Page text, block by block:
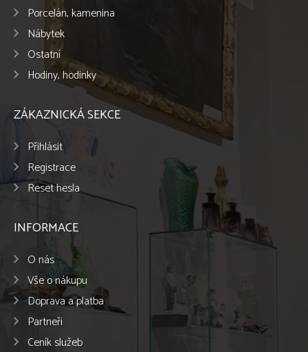
Porcelán, kamenina
Nábytek
Ostatní
Hodiny, hodinky
ZÁKAZNICKÁ SEKCE
Přihlásit
Registrace
Reset hesla
INFORMACE
O nás
Vše o nákupu
Doprava a platba
Partneři
Ceník služeb